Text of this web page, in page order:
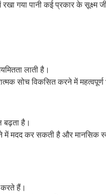
रखा गया पानी कई प्रकार के सूक्ष्म
लाती है।
सोच विकसित करने में महत्वपूर्ण
बढ़ता है।
में मदद कर सकती है और मानसिक
करते हैं।